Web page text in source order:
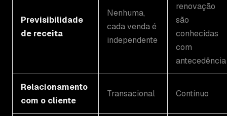
Previsibilidade
de receita
Nenhuma,
cada venda é
independente
renovação
são
conhecidas
com
antecedência
Relacionamento
com o cliente
Transacional Contínuo